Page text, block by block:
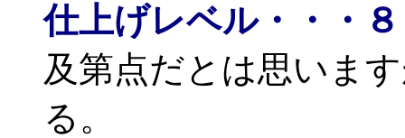
仕上げレベル・・・
及第点だとは思いま
る。